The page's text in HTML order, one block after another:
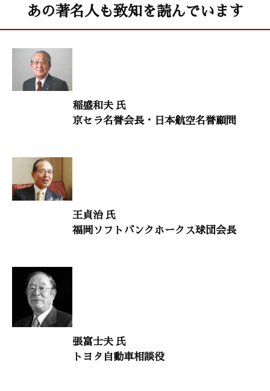
人生を照らす言葉
「森茉莉『棘』」
鈴木秀子（国際コミュニオン学会名誉会長）
「『祈力の充実』で幸せに生きる」
美松 寛昭（弘明寺住職）
村上和雄（筑波大学名誉教授）
「万里清風只自知す」
意見・判断
「日本を滅ぼす子供の貧困問題の解決を急げ――子供の貧困問題
による社会的損失40兆円の衝撃」
あの著名人も致知を読んでいます
稲盛和夫 氏
京セラ名誉会長・日本航空名誉顧問
王貞治 氏
福岡ソフトバンクホークス球団会長
張富士夫 氏
トヨタ自動車相談役